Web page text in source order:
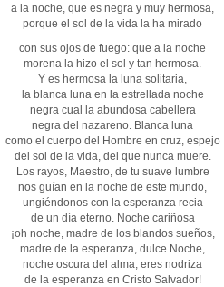
a la noche, que es negra y muy hermosa,
porque el sol de la vida la ha mirado
con sus ojos de fuego: que a la noche
morena la hizo el sol y tan hermosa.
Y es hermosa la luna solitaria,
la blanca luna en la estrellada noche
negra cual la abundosa cabellera
negra del nazareno. Blanca luna
como el cuerpo del Hombre en cruz, espejo
del sol de la vida, del que nunca muere.
Los rayos, Maestro, de tu suave lumbre
nos guían en la noche de este mundo,
ungiéndonos con la esperanza recia
de un día eterno. Noche cariñosa
¡oh noche, madre de los blandos sueños,
madre de la esperanza, dulce Noche,
noche oscura del alma, eres nodriza
de la esperanza en Cristo Salvador!